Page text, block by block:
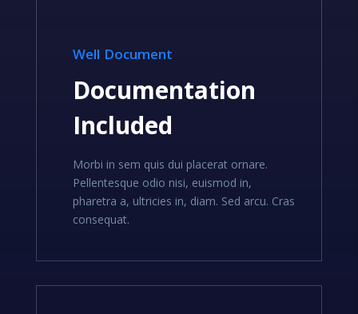
Well Document
Documentation
Included
Morbi in sem quis dui placerat ornare.
Pellentesque odio nisi, euismod in,
pharetra a, ultricies in, diam. Sed arcu. Cras
consequat.